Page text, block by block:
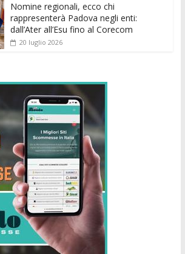
Nomine regionali, ecco chi
rappresenterà Padova negli enti:
dall’Ater all’Esu fino al Corecom
20 luglio 2026